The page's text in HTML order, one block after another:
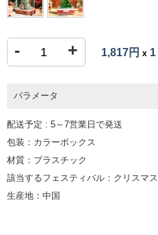
- + 1,817円 x 1
パラメータ
配送予定 : 5～7営業日で発送
包装：カラーボックス
材質：プラスチック
該当するフェスティバル：クリスマス
生産地：中国